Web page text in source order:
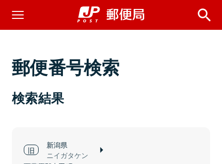
郵便番号検索
検索結果
新潟県
ニイガタケン